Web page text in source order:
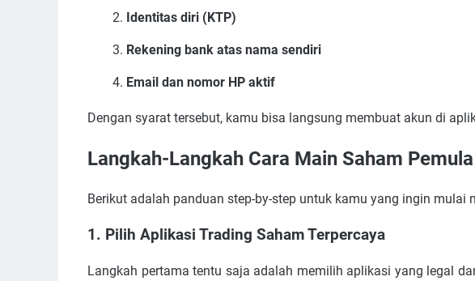
Identitas diri (KTP)
Rekening bank atas nama sendiri
Email dan nomor HP aktif
Dengan syarat tersebut, kamu bisa langsung membuat akun di
Langkah-Langkah Cara Main Saham
Berikut adalah panduan step-by-step untuk kamu yang ingin mulai
1. Pilih Aplikasi Trading Saham Terpercaya
Langkah pertama tentu saja adalah memilih aplikasi yang legal